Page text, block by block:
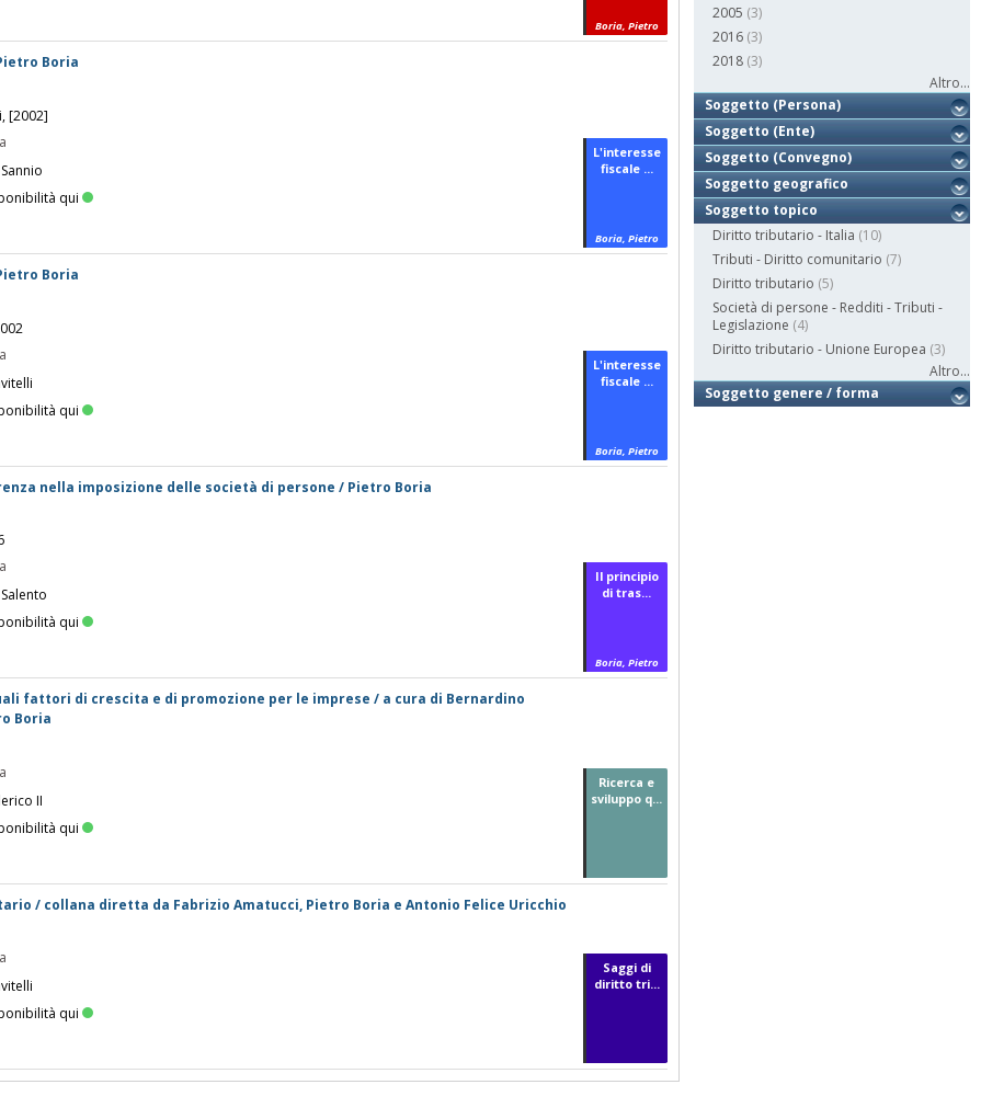
Boria, Pietro
Boria
[2002]
qui
L'interesse
fiscale ...
Boria, Pietro
Boria
qui
L'interesse
fiscale ...
Boria, Pietro
nella imposizione delle società di persone / Pietro Boria
qui
Il principio
di tras...
Boria, Pietro
fattori di crescita e di promozione per le imprese / a cura di Bernardino
Boria
II
qui
Ricerca e
sviluppo q...
/ collana diretta da Fabrizio Amatucci, Pietro Boria e Antonio Felice Uricchio
qui
Saggi di
diritto tri...
2005 (3)
2016 (3)
2018 (3)
Altro...
Soggetto (Persona)
Soggetto (Ente)
Soggetto (Convegno)
Soggetto geografico
Soggetto topico
Diritto tributario - Italia (10)
Tributi - Diritto comunitario (7)
Diritto tributario (5)
Società di persone - Redditi - Tributi -
Legislazione (4)
Diritto tributario - Unione Europea (3)
Altro...
Soggetto genere / forma